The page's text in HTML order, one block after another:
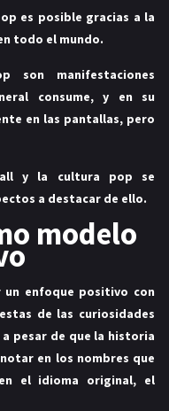
es posible gracias a la
todo el mundo.
son manifestaciones
consume,y en su
en las pantallas, pero
y la cultura pop se
a destacar de ello.
modelo
un enfoque positivo con
de las curiosidades
pesar de que la historia
en los nombres que
el idioma original, el